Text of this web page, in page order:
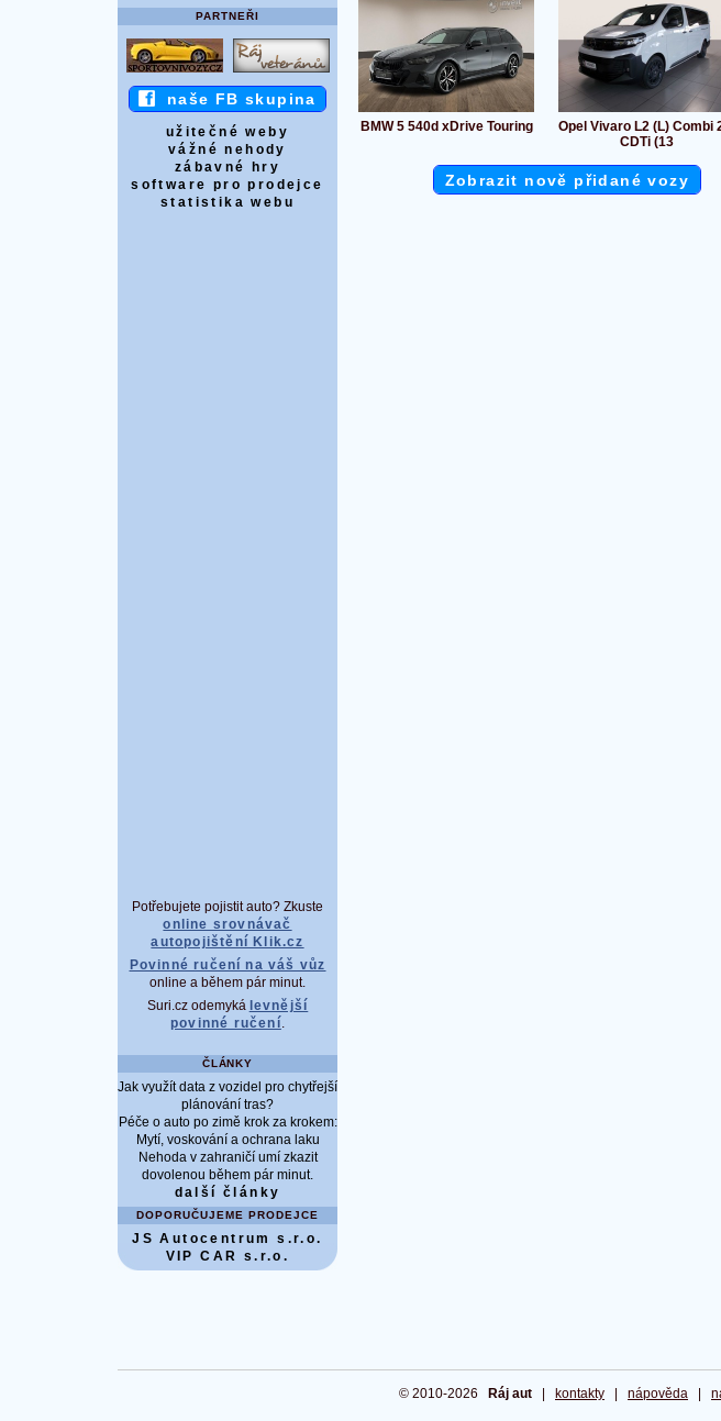
PARTNEŘI
naše FB skupina
užitečné weby
vážné nehody
zábavné hry
software pro prodejce
statistika webu
Potřebujete pojistit auto? Zkuste
online srovnávač
autopojištění Klik.cz
Povinné ručení na váš vůz
online a během pár minut.
Suri.cz odemyká levnější
povinné ručení.
ČLÁNKY
Jak využít data z vozidel pro chytřejší
plánování tras?
Péče o auto po zimě krok za krokem:
Mytí, voskování a ochrana laku
Nehoda v zahraničí umí zkazit
dovolenou během pár minut.
další články
DOPORUČUJEME PRODEJCE
JS Autocentrum s.r.o.
VIP CAR s.r.o.
BMW 5 540d xDrive Touring
Opel Vivaro L2 (L) Combi
CDTi (13
Zobrazit nově přidané vozy
© 2010-2026 Ráj aut kontakty nápověda